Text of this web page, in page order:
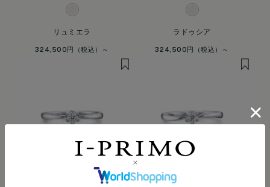
リュミエラ
324,500円
ラドゥシア
324,500円
8/26 発送